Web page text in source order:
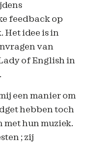
feedback op
Het idee is in
van
of English in
een manier om
hebben toch
met hun muziek.
; zij